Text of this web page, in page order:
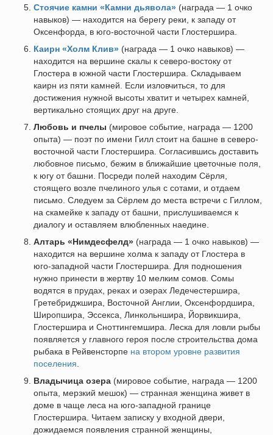
Стоячие камни «Камни дьявола» (награда — 1 очко
навыков) — находится на берегу реки, к западу от
Оксенфорда, в юго-восточной части Глостершира.
Каирн «Холм Клив» (награда — 1 очко навыков) —
находится на вершине скалы к северо-востоку от
Глостера в южной части Глостершира. Складываем
каирн из пяти камней. Если изловчиться, то для
достижения нужной высоты хватит и четырех камней,
вертикально стоящих друг на друге.
Любовь и пчелы (мировое событие, награда — 1200
опыта) — поэт по имени Гилл стоит на башне в северо-
восточной части Глостершира. Согласившись доставить
любовное письмо, бежим в ближайшие цветочные поля,
к югу от башни. Посреди полей находим Сёрля,
стоящего возле пчелиного улья с сотами, и отдаем
письмо. Следуем за Сёрлем до места встречи с Гиллом,
на скамейке к западу от башни, прислушиваемся к
диалогу и оставляем влюбленных наедине.
Алтарь «Нимдесфелд» (награда — 1 очко навыков) —
находится на вершине холма к западу от Глостера в
юго-западной части Глостершира. Для подношения
нужно принести в жертву 10 мелким сомов. Сомы
водятся в прудах, реках и озерах Ледечестершира,
Гретебриджшира, Восточной Англии, Оксенфордшира,
Широпшира, Эссекса, Линкольншира, Йорвикшира,
Глостершира и Сноттингемшира. Леска для ловли рыбы
появляется у главного героя после строительства дома
рыбака в Рейвенсторпе на втором уровне развития
поселения
Владычица озера (мировое событие, награда — 1200
опыта, мерзкий мешок) — странная женщина живет в
доме в чаще леса на юго-западной границе
Глостершира. Читаем записку у входной двери,
дожидаемся появления странной женщины,